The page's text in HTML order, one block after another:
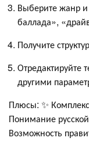
Выберите жанр
баллада»,
Получите
Отредактируйте
другими
Плюсы: ✨
Понимание русской
Возможность